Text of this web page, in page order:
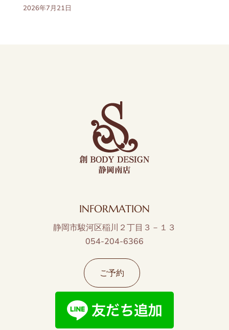
2026年7月21日
INFORMATION
静岡市駿河区稲川２丁目３－１３
054-204-6366
ご予約